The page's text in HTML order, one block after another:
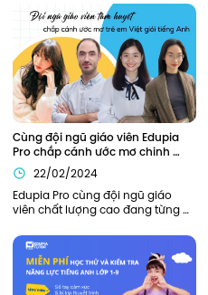
Cùng đội ngũ giáo viên Edupia
Pro chắp cánh ước mơ chinh
phục tiếng Anh
22/02/2024
Edupia Pro cùng đội ngũ giáo
viên chất lượng cao đang từng
em Việt Nam hiện thực hóa ước
mơ giỏi tiếng Anh như người bản
xứ.